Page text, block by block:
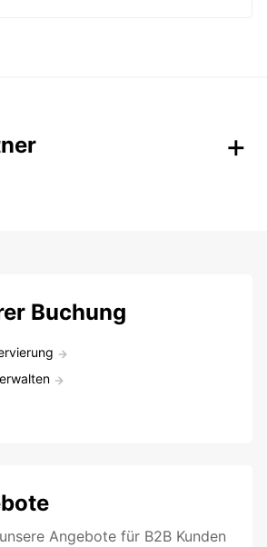
Buchung
Angebote für B2B Kunden